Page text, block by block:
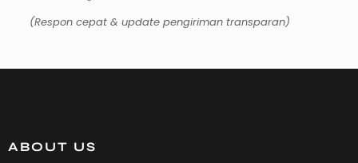
(Respon cepat & update pengiriman transparan)
ABOUT US